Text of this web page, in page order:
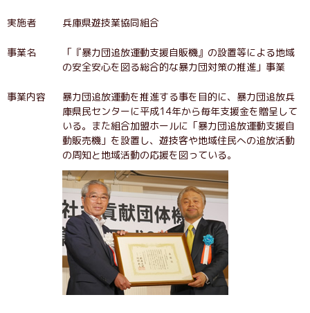
実施者 兵庫県遊技業協同組合
事業名
「『暴力団追放運動支援自販機』の設置等による地域
の安全安心を図る総合的な暴力団対策の推進」事業
事業内容
暴力団追放運動を推進する事を目的に、暴力団追放兵
庫県民センターに平成14年から毎年支援金を贈呈して
いる。また組合加盟ホールに「暴力団追放運動支援自
動販売機」を設置し、遊技客や地域住民への追放活動
の周知と地域活動の応援を図っている。